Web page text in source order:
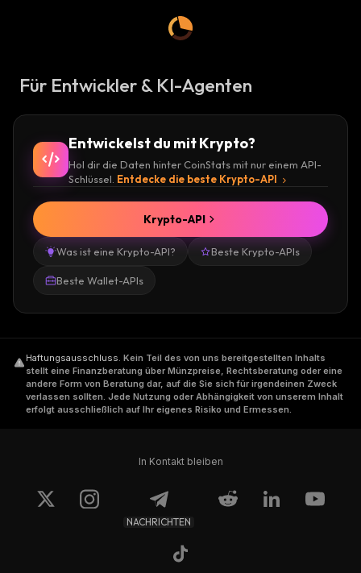
Für Entwickler & KI-Agenten
Entwickelst du mit Krypto?
Hol dir die Daten hinter CoinStats mit nur einem API-
Schlüssel. Entdecke die beste Krypto-API
Was ist eine Krypto-API? Beste Krypto-APIs
Beste Wallet-APIs
Krypto-API
Haftungsausschluss. Kein Teil des von uns bereitgestellten Inhalts
stellt eine Finanzberatung über Münzpreise, Rechtsberatung oder eine
andere Form von Beratung dar, auf die Sie sich für irgendeinen Zweck
verlassen sollten. Jede Nutzung oder Abhängigkeit von unserem Inhalt
erfolgt ausschließlich auf Ihr eigenes Risiko und Ermessen.
In Kontakt bleiben
NACHRICHTEN